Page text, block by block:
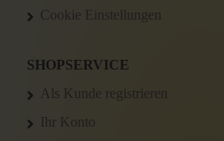
Cookie Einstellungen
SHOPSERVICE
Als Kunde registrieren
Ihr Konto